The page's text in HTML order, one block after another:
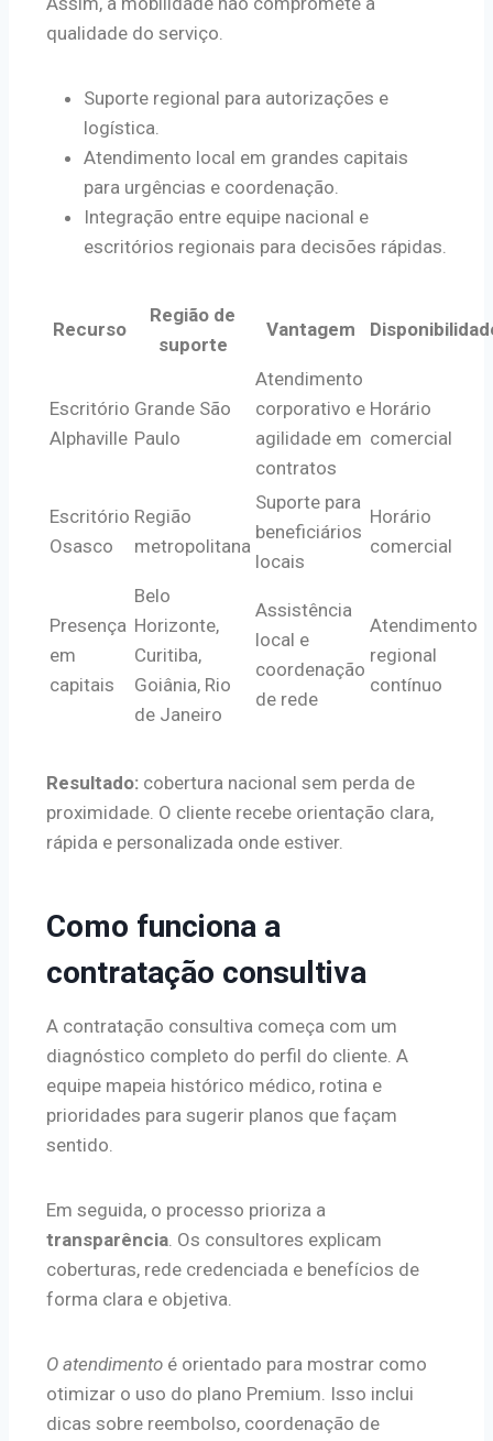
qualidade do serviço.
Suporte regional para autorizações e
logística.
Atendimento local em grandes capitais
para urgências e coordenação.
Integração entre equipe nacional e
escritórios regionais para decisões rápidas.
Recurso
Região de
suporte
Vantagem
Escritório
Alphaville
Grande São
Paulo
Atendimento
corporativo e
agilidade em
contratos
Horário
comercial
Escritório
Osasco
Região
metropolitana
Suporte para
beneficiários
locais
Horário
comercial
Presença
em
capitais
Belo
Horizonte,
Curitiba,
Goiânia, Rio
de Janeiro
Assistência
local e
coordenação
de rede
Atendimento
regional
contínuo
Resultado: cobertura nacional sem perda de
proximidade. O cliente recebe orientação clara,
rápida e personalizada onde estiver.
Como funciona a
contratação consultiva
A contratação consultiva começa com um
diagnóstico completo do perfil do cliente. A
equipe mapeia histórico médico, rotina e
prioridades para sugerir planos que façam
sentido.
Em seguida, o processo prioriza a
transparência. Os consultores explicam
coberturas, rede credenciada e benefícios de
forma clara e objetiva.
O atendimento é orientado para mostrar como
otimizar o uso do plano Premium. Isso inclui
dicas sobre reembolso, coordenação de